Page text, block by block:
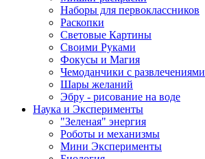
Наборы для первоклассников
Раскопки
Световые Картины
Своими Руками
Фокусы и Магия
Чемоданчики с развлечениями
Шары желаний
Эбру - рисование на воде
Наука и Эксперименты
"Зеленая" энергия
Роботы и механизмы
Мини Эксперименты